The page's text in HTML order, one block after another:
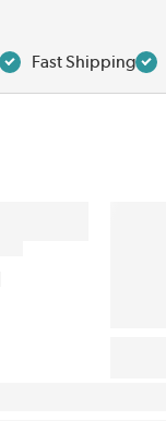
Fast Shipping